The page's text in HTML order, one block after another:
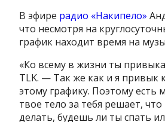
В эфире радио «Накипело»
что несмотря на
график находит время на
«Ко всему в жизни ты
TLK. — Так же как и я привык
этому графику. Поэтому есть
твое тело за тебя решает,
делать, будешь ли ты спать